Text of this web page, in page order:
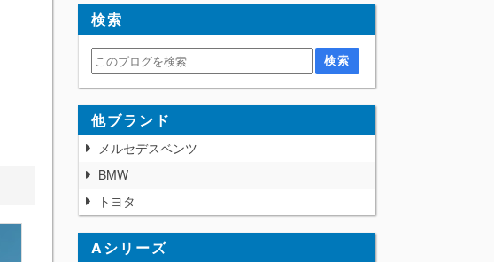
検索
他ブランド
メルセデスベンツ
BMW
トヨタ
Aシリーズ